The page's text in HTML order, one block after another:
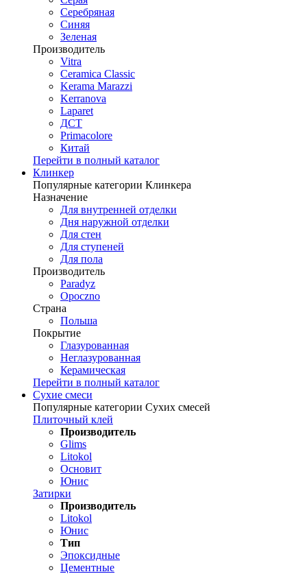
Серебряная
Синяя
Зеленая
Производитель
Vitra
Ceramica Classic
Kerama Marazzi
Kerranova
Laparet
ДСТ
Primacolore
Китай
Перейти в полный каталог
Клинкер
Популярные категории Клинкера
Назначение
Для внутренней отделки
Дня наружной отделки
Для стен
Для ступеней
Для пола
Производитель
Paradyz
Opoczno
Страна
Польша
Покрытие
Глазурованная
Неглазурованная
Керамическая
Перейти в полный каталог
Сухие смеси
Популярные категории Сухих смесей
Плиточный клей
Производитель
Glims
Litokol
Основит
Юнис
Затирки
Производитель
Litokol
Юнис
Тип
Эпоксидные
Цементные